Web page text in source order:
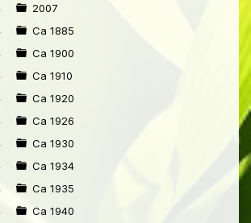
2007
Ca 1885
Ca 1900
Ca 1910
Ca 1920
Ca 1926
Ca 1930
Ca 1934
Ca 1935
Ca 1940